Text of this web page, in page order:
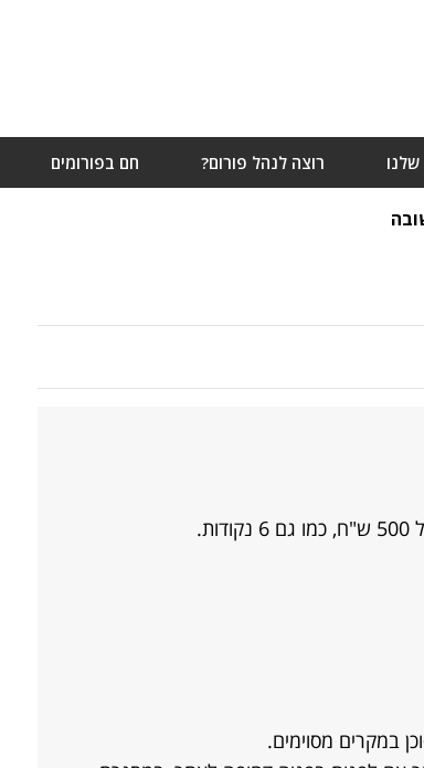
שלנו רוצה לנהל פורום? חם בפורומים
במקרים מסוימים.